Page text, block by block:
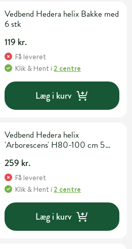
Vedbend Hedera helix Bakke med
6 stk
119 kr.
Få leveret
Klik & Hent i2 centre
Læg i kurv
Vedbend Hedera helix
'Arborescens' H80-100 cm 5
259 kr.
Få leveret
Klik & Hent i2 centre
Læg i kurv